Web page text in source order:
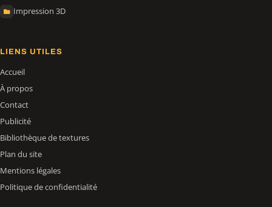
Impression 3D
LIENS UTILES
Accueil
À propos
Contact
Publicité
Bibliothèque de textures
Plan du site
Mentions légales
Politique de confidentialité